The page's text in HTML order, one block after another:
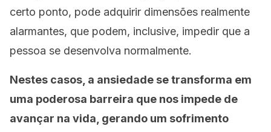
certo ponto, pode adquirir dimensões realmente
alarmantes, que podem, inclusive, impedir que a
pessoa se desenvolva normalmente.
Nestes casos, a ansiedade se transforma em
uma poderosa barreira que nos impede de
avançar na vida, gerando um sofrimento